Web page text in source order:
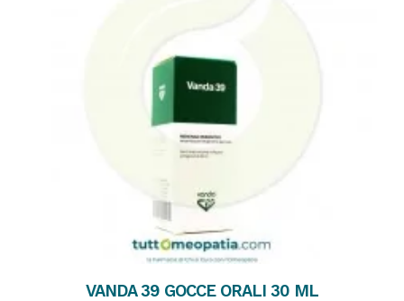
VANDA 39 GOCCE ORALI 30 ML